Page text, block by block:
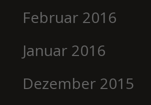
Februar 2016
Januar 2016
Dezember 2015